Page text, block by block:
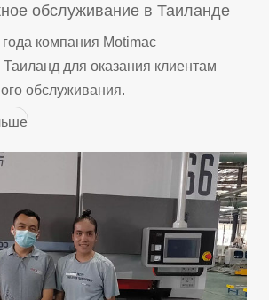
обслуживание в Таиланде
компания Motimac
для оказания клиентам
обслуживания.